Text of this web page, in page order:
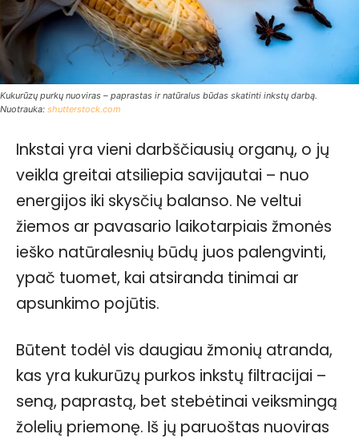
Kukurūzų purkų nuoviras – paprastas ir natūralus būdas skatinti inkstų darbą.
Nuotrauka: shutterstock.com
Inkstai yra vieni darbščiausių organų, o jų
veikla greitai atsiliepia savijautai – nuo
energijos iki skysčių balanso. Ne veltui
žiemos ar pavasario laikotarpiais žmonės
ieško natūralesnių būdų juos palengvinti,
ypač tuomet, kai atsiranda tinimai ar
apsunkimo pojūtis.
Būtent todėl vis daugiau žmonių atranda,
kas yra kukurūzų purkos inkstų filtracijai –
seną, paprastą, bet stebėtinai veiksmingą
žolelių priemonę. Iš jų paruoštas nuoviras